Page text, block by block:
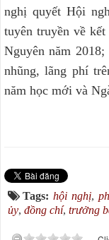
nghị quyết Hội
tuyên truyền về
Nguyên năm
nhũng, lãng phí
năm học mới và
Tags: hội nghị,
ủy, đồng chí, trưởng